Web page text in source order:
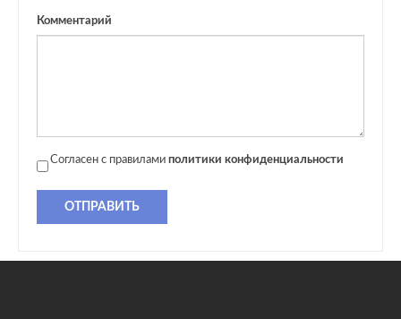
Комментарий
Согласен с правилами политики конфиденциальности
ОТПРАВИТЬ